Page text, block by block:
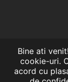
Bine ati
cookie-uri.
acord cu